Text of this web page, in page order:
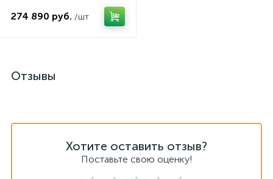
274 890 руб. /шт
Отзывы
Хотите оставить отзыв?
Поставьте свою оценку!